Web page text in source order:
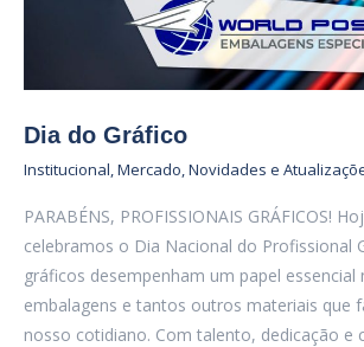
Dia do Gráfico
Institucional,Mercado,Novidades e
PARABÉNS, PROFISSIONAIS GRÁFICOS!
celebramos o Dia Nacional do Profissional
gráficos desempenham um papel essencial
embalagens e tantos outros materiais que
nosso cotidiano. Com talento, dedicação e